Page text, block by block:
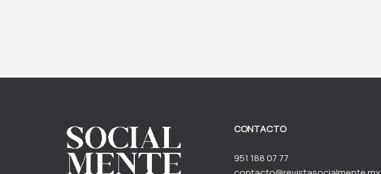
CONTACTO
951 188 07 77